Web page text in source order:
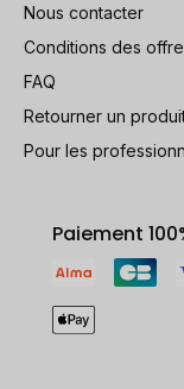
Nous contacter
Conditions des
FAQ
Retourner un
Pour les
Paiement